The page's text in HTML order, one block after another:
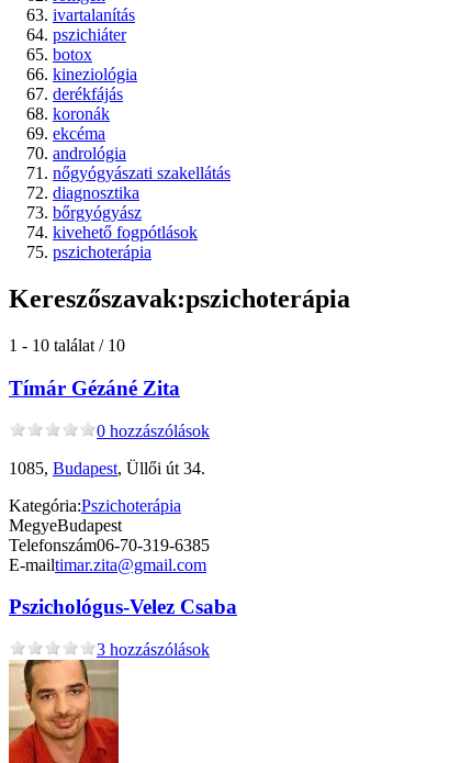
ivartalanítás
pszichiáter
botox
kineziológia
derékfájás
koronák
ekcéma
andrológia
nőgyógyászati szakellátás
diagnosztika
bőrgyógyász
kivehető fogpótlások
pszichoterápia
Kereszőszavak:pszichoterápia
1 - 10 találat / 10
Tímár Gézáné Zita
0 hozzászólások
1085, Budapest, Üllői út 34.
Kategória:Pszichoterápia
MegyeBudapest
Telefonszám06-70-319-6385
E-mailtimar.zita@gmail.com
Pszichológus-Velez Csaba
3 hozzászólások